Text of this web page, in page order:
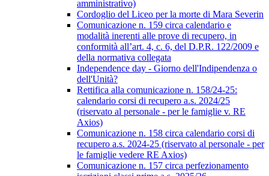
amministrativo)
Cordoglio del Liceo per la morte di Mara Severin
Comunicazione n. 159 circa calendario e
modalità inerenti alle prove di recupero, in
conformità all’art. 4, c. 6, del D.P.R. 122/2009 e
della normativa collegata
Independence day - Giorno dell'Indipendenza o
dell'Unità?
Rettifica alla comunicazione n. 158/24-25:
calendario corsi di recupero a.s. 2024/25
(riservato al personale - per le famiglie v. RE
Axios)
Comunicazione n. 158 circa calendario corsi di
recupero a.s. 2024-25 (riservato al personale - per
le famiglie vedere RE Axios)
Comunicazione n. 157 circa perfezionamento